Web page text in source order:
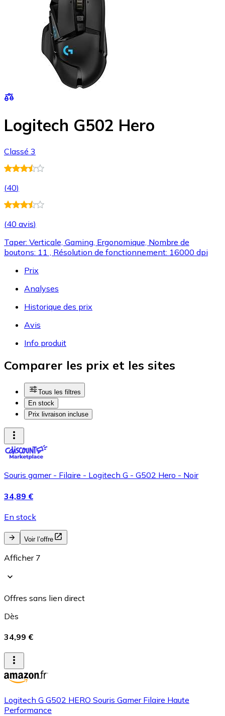
Logitech G502 Hero
Classé 3
(40)
(40 avis)
Taper: Verticale, Gaming, Ergonomique, Nombre de
boutons: 11 , Résolution de fonctionnement: 16000 dpi
Prix
Analyses
Historique des prix
Avis
Info produit
Comparer les prix et les sites
Tous les filtres
En stock
Prix livraison incluse
Souris gamer - Filaire - Logitech G - G502 Hero - Noir
34,89 €
En stock
Voir l’offre
Afficher 7
Offres sans lien direct
Dès
34,99 €
Logitech G G502 HERO Souris Gamer Filaire Haute
Performance